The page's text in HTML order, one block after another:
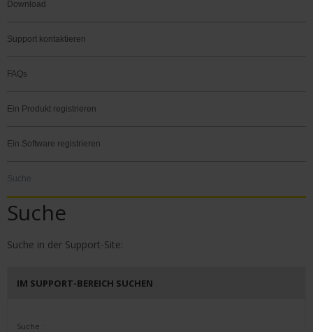
Download
Support kontaktieren
FAQs
Ein Produkt registrieren
Ein Software registrieren
Suche
Suche
Suche in der Support-Site:
IM SUPPORT-BEREICH SUCHEN
Suche :